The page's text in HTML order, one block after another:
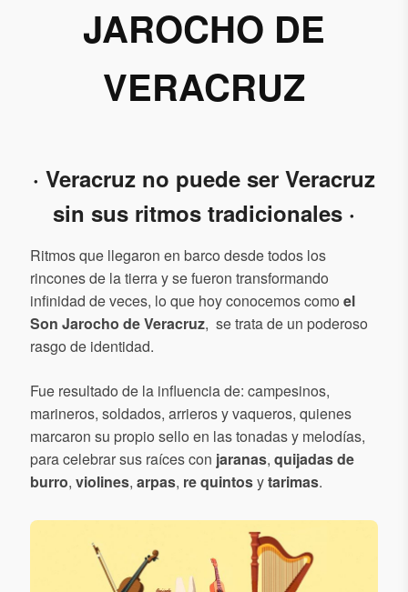
JAROCHO DE
VERACRUZ
· Veracruz no puede ser Veracruz
sin sus ritmos tradicionales ·
Ritmos que llegaron en barco desde todos los
rincones de la tierra y se fueron transformando
infinidad de veces, lo que hoy conocemos como el
Son Jarocho de Veracruz, se trata de un poderoso
rasgo de identidad.
Fue resultado de la influencia de: campesinos,
marineros, soldados, arrieros y vaqueros, quienes
marcaron su propio sello en las tonadas y melodías,
para celebrar sus raíces con jaranas, quijadas de
burro, violines, arpas, re quintosytarimas.
Otorgo mi
permiso
suscribirme
a esta lista
Aceptar